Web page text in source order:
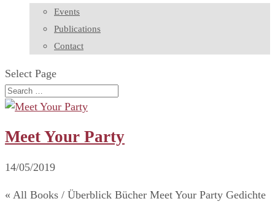
Events
Publications
Contact
Select Page
Meet Your Party
14/05/2019
« All Books / Überblick Bücher Meet Your Party Gedichte